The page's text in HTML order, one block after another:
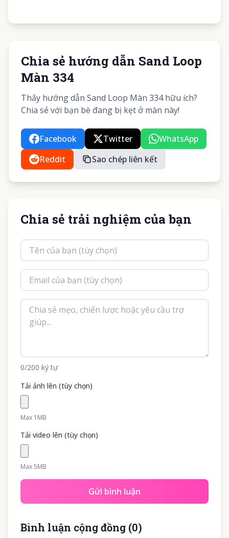
Chia sẻ hướng dẫn Sand Loop
Màn 334
Thấy hướng dẫn Sand Loop Màn 334 hữu ích?
Chia sẻ với bạn bè đang bị kẹt ở màn này!
Facebook Twitter
WhatsApp
Reddit
Sao chép liên kết
Chia sẻ trải nghiệm của bạn
0/200 ký tự
Tải ảnh lên (tùy chọn)
Max 1MB
Tải video lên (tùy chọn)
Max 5MB
Gửi bình luận
Bình luận cộng đồng (0)